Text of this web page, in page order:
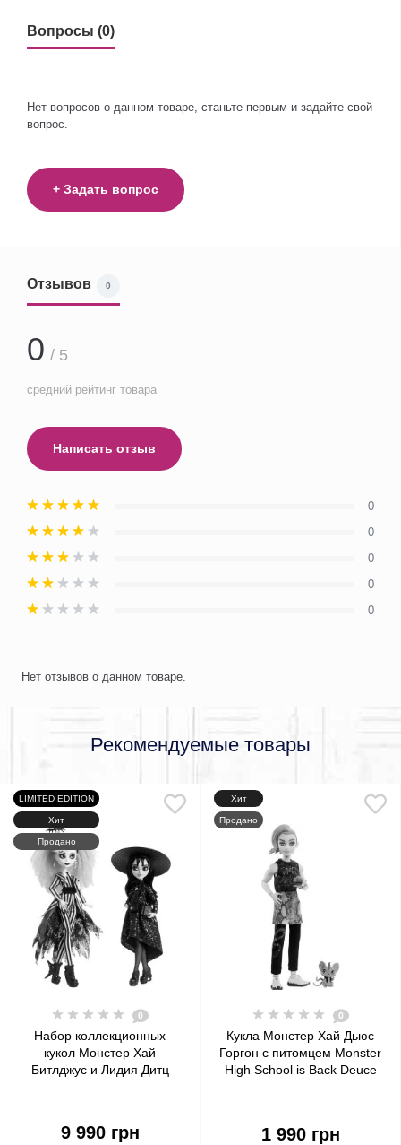
Вопросы (0)
Нет вопросов о данном товаре, станьте первым и задайте свой
вопрос.
+ Задать вопрос
Отзывов 0
0 / 5
средний рейтинг товара
Написать отзыв
0
0
0
0
0
Нет отзывов о данном товаре.
Рекомендуемые товары
LIMITED EDITION
Хит
Продано
0
Набор коллекционных
кукол Монстер Хай
Битлджус и Лидия Дитц
9 990 грн
Хит
Продано
0
Кукла Монстер Хай Дьюс
Горгон с питомцем Monster
High School is Back Deuce
1 990 грн